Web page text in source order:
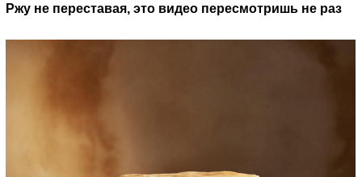
Ржу не переставая, это видео пересмотришь не раз